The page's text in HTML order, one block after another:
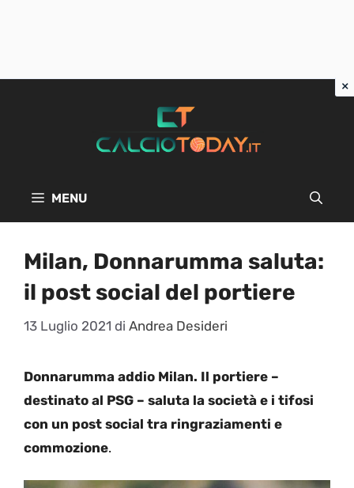
MENU
Milan, Donnarumma saluta:
il post social del portiere
13 Luglio 2021 di Andrea Desideri
Donnarumma addio Milan. Il portiere –
destinato al PSG – saluta la società e i tifosi
con un post social tra ringraziamenti e
commozione.